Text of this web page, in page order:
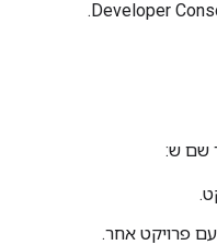
Developer
.
שם ש:
פרויקט אחר.